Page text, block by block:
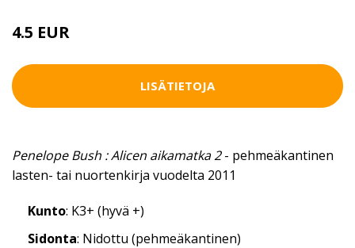
4.5 EUR
LISÄTIETOJA
Penelope Bush : Alicen aikamatka 2- pehmeäkantinen
lasten- tai nuortenkirja vuodelta 2011
Kunto: K3+ (hyvä +)
Sidonta: Nidottu (pehmeäkantinen)